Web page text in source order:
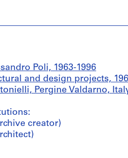
Poli, 1963-1996
and design projects,
Pergine Valdarno,
creator)